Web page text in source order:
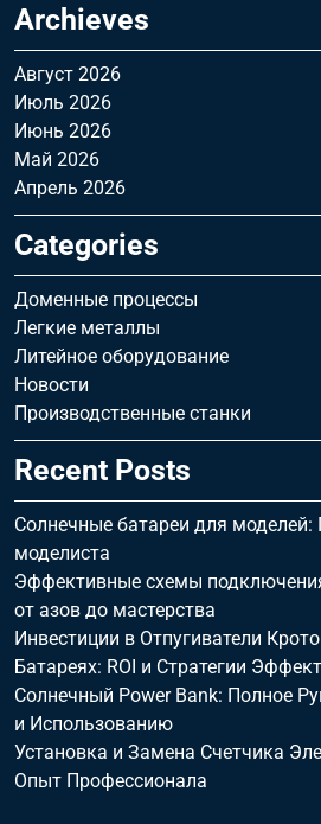
Archieves
Август 2026
Июль 2026
Июнь 2026
Май 2026
Апрель 2026
Categories
Доменные процессы
Легкие металлы
Литейное оборудование
Новости
Производственные станки
Recent Posts
Солнечные батареи для моделей:
моделиста
Эффективные схемы
от азов до мастерства
Инвестиции в Отпугиватели
Батареях: ROI и Стратегии
Солнечный Power Bank: Полное
и Использованию
Установка и Замена Счетчика
Опыт Профессионала